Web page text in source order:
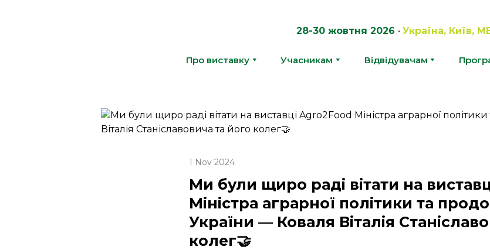
28-30 жовтня 2026 •Україна, Київ,
Про виставку Учасникам Відвідувачам
1 Nov 2024
Ми були щиро раді вітати на
Міністра аграрної політики та
України — Коваля Віталія
колег🤝